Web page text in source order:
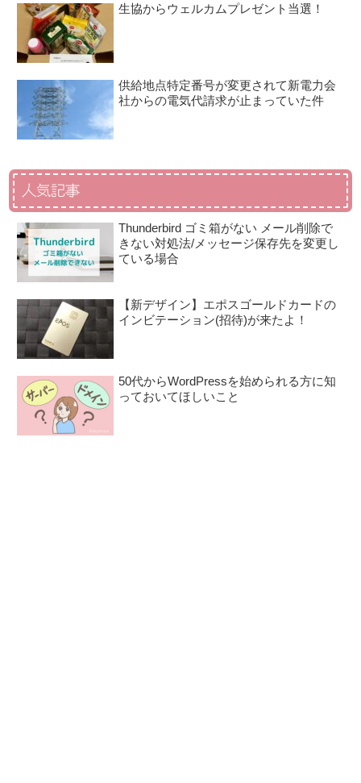
生協からウェルカムプレゼント当選！
供給地点特定番号が変更されて新電力会
社からの電気代請求が止まっていた件
人気記事
Thunderbird ゴミ箱がない メール削除で
きない対処法/メッセージ保存先を変更し
ている場合
【新デザイン】エポスゴールドカードの
インビテーション(招待)が来たよ！
50代からWordPressを始められる方に知
っておいてほしいこと